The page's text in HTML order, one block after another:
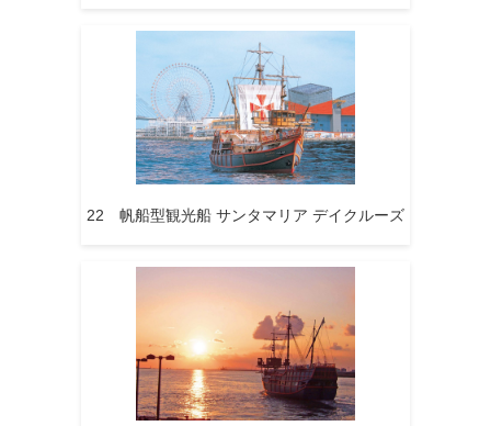
22 帆船型観光船 サンタマリア デイクルーズ